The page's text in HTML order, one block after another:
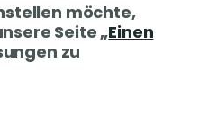
möchte,
Seite „Einen
zu